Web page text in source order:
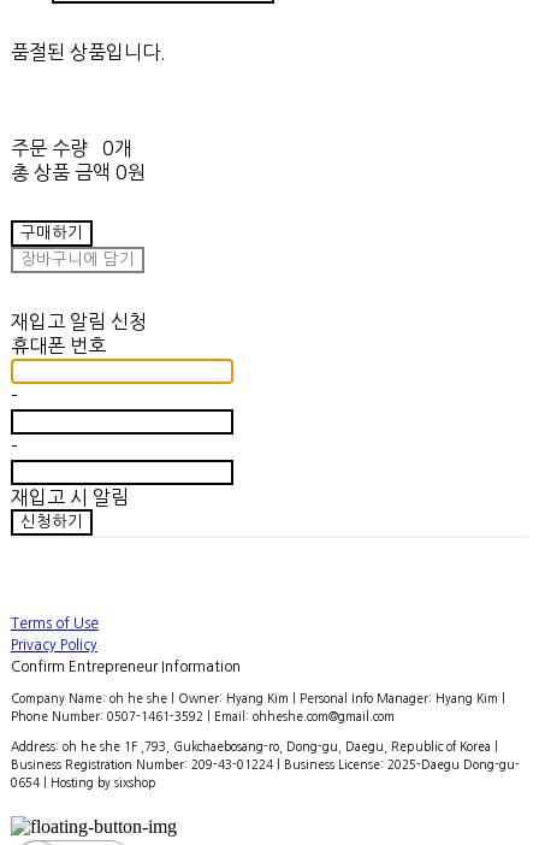
품절된 상품입니다.
주문 수량
0개
총 상품 금액 0원
구매하기
장바구니에 담기
재입고 알림 신청
휴대폰 번호
-
-
재입고 시 알림
신청하기
Terms of Use
Privacy Policy
Confirm Entrepreneur Information
Company Name: oh he she | Owner: Hyang Kim | Personal Info Manager: Hyang Kim |
Phone Number: 0507-1461-3592 | Email: ohheshe.com@gmail.com
Address: oh he she 1F ,793, Gukchaebosang-ro, Dong-gu, Daegu, Republic of Korea |
Business Registration Number: 209-43-01224 | Business License: 2025-Daegu Dong-gu-
0654 | Hosting by sixshop